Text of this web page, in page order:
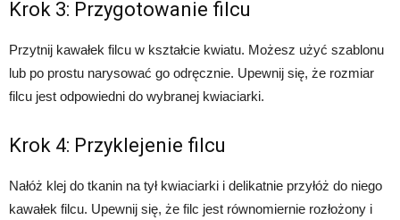
Krok 3: Przygotowanie filcu
Przytnij kawałek filcu w kształcie kwiatu. Możesz użyć szablonu
lub po prostu narysować go odręcznie. Upewnij się, że rozmiar
filcu jest odpowiedni do wybranej kwiaciarki.
Krok 4: Przyklejenie filcu
Nałóż klej do tkanin na tył kwiaciarki i delikatnie przyłóż do niego
kawałek filcu. Upewnij się, że filc jest równomiernie rozłożony i